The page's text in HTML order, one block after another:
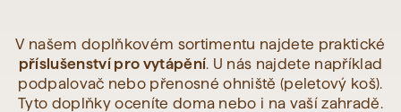
V našem doplňkovém sortimentu najdete praktické
příslušenství pro vytápění. U nás najdete například
podpalovač nebo přenosné ohniště (peletový koš).
Tyto doplňky oceníte doma nebo i na vaší zahradě.